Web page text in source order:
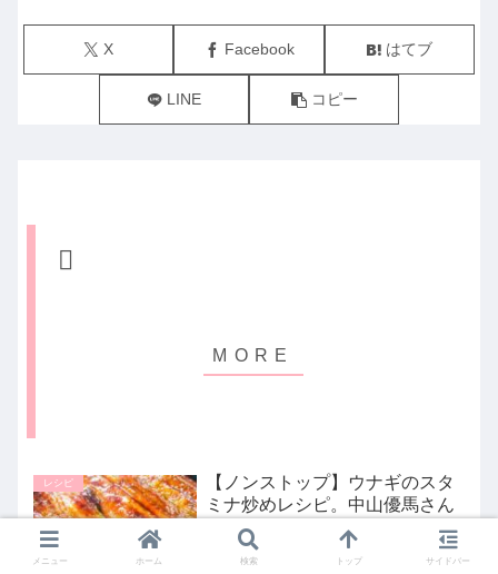
X Facebook はてブ
LINE コピー
レシピ
【ノンストップ】ウナギのスタ
ミナ炒めレシピ。中山優馬さん
のゆうまいごはん｜7月19日
2024年7月19日のフジテレビ系列「ノン
メニュー ホーム 検索 トップ サイドバー